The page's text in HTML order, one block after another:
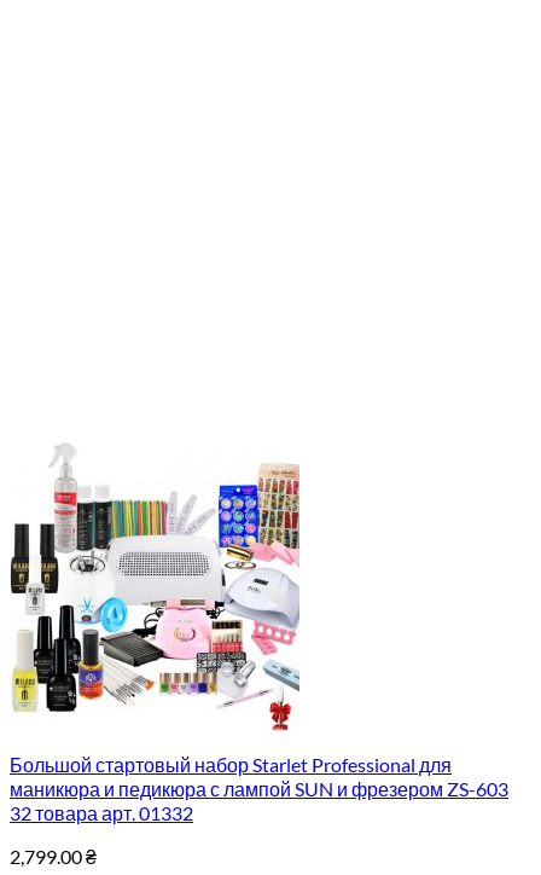
Большой стартовый набор Starlet Professional для
маникюра и педикюра с лампой SUN и фрезером ZS-603
32 товара арт. 01332
2,799.00₴